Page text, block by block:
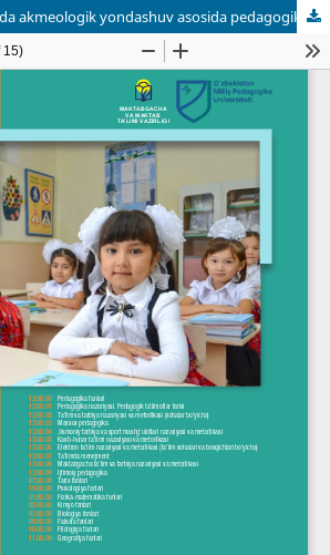
Tibbiy-pedagoglarda akmeologik yondashuv asosida pedagogik madaniyatni shakllantirishning tarkibiy qismlari, mezonlari va ko‘rsatkichlari.